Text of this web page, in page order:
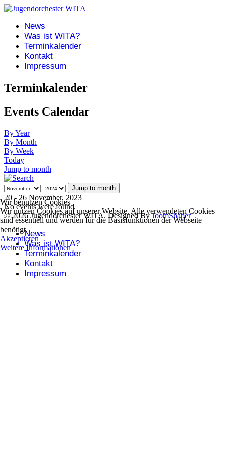
News
Was ist WITA?
Terminkalender
Kontakt
Impressum
Terminkalender
Events Calendar
By Year
By Month
By Week
Today
Jump to month
Jump to month
20 - 26 November, 2023
No events were found
© 2026 Jugendorchester WITA. Designed ByJoomShaper
News
Was ist WITA?
Terminkalender
Kontakt
Impressum
Wir benutzen Cookies
Wir nutzen Cookies auf unserer Website. Alle verwendeten Cookies
sind essentiell und werden für die Basisfunktionen der Webseite
benötigt.
Akzeptieren
Weitere Informationen